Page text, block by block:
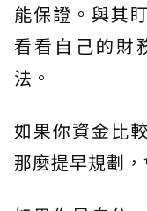
能保證。與其
看看自己的財
法。
如果你資金比
那麼提早規劃